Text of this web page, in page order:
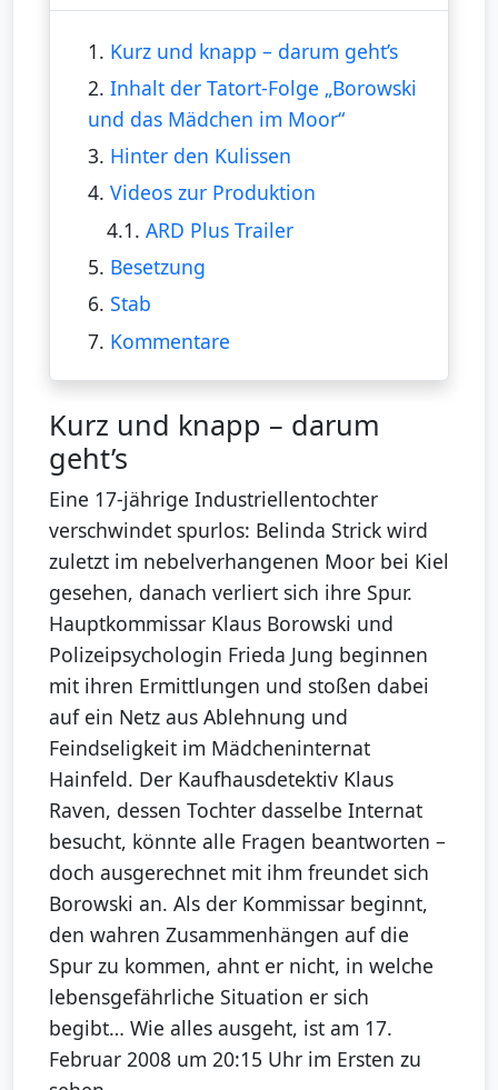
1. Kurz und knapp – darum geht’s
2. Inhalt der Tatort-Folge „Borowski
und das Mädchen im Moor“
3. Hinter den Kulissen
4. Videos zur Produktion
4.1.ARD Plus Trailer
5. Besetzung
6. Stab
7. Kommentare
Kurz und knapp – darum
geht’s
Eine 17-jährige Industriellentochter
verschwindet spurlos: Belinda Strick wird
zuletzt im nebelverhangenen Moor bei Kiel
gesehen, danach verliert sich ihre Spur.
Hauptkommissar Klaus Borowski und
Polizeipsychologin Frieda Jung beginnen
mit ihren Ermittlungen und stoßen dabei
auf ein Netz aus Ablehnung und
Feindseligkeit im Mädcheninternat
Hainfeld. Der Kaufhausdetektiv Klaus
Raven, dessen Tochter dasselbe Internat
besucht, könnte alle Fragen beantworten –
doch ausgerechnet mit ihm freundet sich
Borowski an. Als der Kommissar beginnt,
den wahren Zusammenhängen auf die
Spur zu kommen, ahnt er nicht, in welche
lebensgefährliche Situation er sich
begibt… Wie alles ausgeht, ist am 17.
Februar 2008 um 20:15 Uhr im Ersten zu